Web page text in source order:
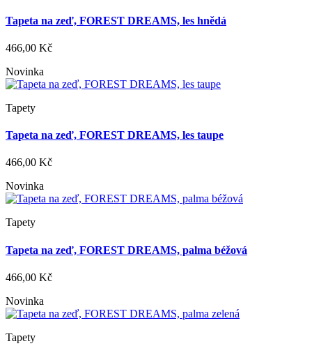
Tapeta na zeď, FOREST DREAMS, les hnědá
466,00 Kč
Novinka
Tapety
Tapeta na zeď, FOREST DREAMS, les taupe
466,00 Kč
Novinka
Tapety
Tapeta na zeď, FOREST DREAMS, palma béžová
466,00 Kč
Novinka
Tapety